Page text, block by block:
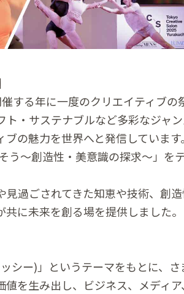
する年に⼀度のクリエイティブの
ト・サステナブルなど多彩なジャ
の魅力を世界へと発信しています。
う〜創造性・美意識の探求〜」を
過ごされてきた知恵や技術、創
に未来を創る場を提供しました。
シー)」というテーマをもとに、
値を生み出し、ビジネス、メディ